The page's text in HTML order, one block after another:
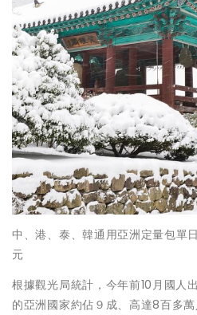
中、港、泰、韓通用亞洲定量包單
元
根據觀光局統計，今年前10月國人
的亞洲國家約佔９成、高達8百多